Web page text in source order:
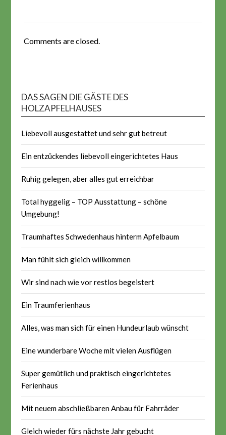
Comments are closed.
DAS SAGEN DIE GÄSTE DES
HOLZAPFELHAUSES
Liebevoll ausgestattet und sehr gut betreut
Ein entzückendes liebevoll eingerichtetes Haus
Ruhig gelegen, aber alles gut erreichbar
Total hyggelig – TOP Ausstattung – schöne
Umgebung!
Traumhaftes Schwedenhaus hinterm Apfelbaum
Man fühlt sich gleich willkommen
Wir sind nach wie vor restlos begeistert
Ein Traumferienhaus
Alles, was man sich für einen Hundeurlaub wünscht
Eine wunderbare Woche mit vielen Ausflügen
Super gemütlich und praktisch eingerichtetes
Ferienhaus
Mit neuem abschließbaren Anbau für Fahrräder
Gleich wieder fürs nächste Jahr gebucht